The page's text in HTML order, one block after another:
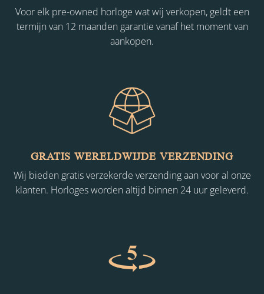
Voor elk pre-owned horloge wat wij verkopen, geldt een
termijn van 12 maanden garantie vanaf het moment van
aankopen.
GRATIS WERELDWIJDE VERZENDING
Wij bieden gratis verzekerde verzending aan voor al onze
klanten. Horloges worden altijd binnen 24 uur geleverd.